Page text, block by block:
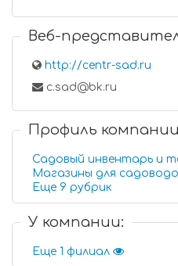
Веб-
http://centr-sad.ru
c.sad@bk.ru
Профиль компании
Садовый инвентарь и
Магазины для
Еще 9 рубрик
У компании:
Еще 1 филиал